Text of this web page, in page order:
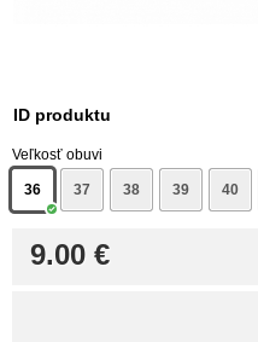
ID produktu
Veľkosť obuvi
36 37 38 39 40
9.00 €